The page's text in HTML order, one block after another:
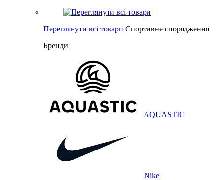
Переглянути всі товари Спортивне спорядження
Бренди
AQUASTIC
Nike